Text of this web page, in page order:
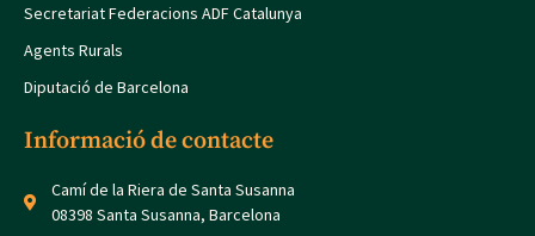
Secretariat Federacions ADF Catalunya
Agents Rurals
Diputació de Barcelona
Informació de contacte
Camí de la Riera de Santa Susanna
08398 Santa Susanna, Barcelona